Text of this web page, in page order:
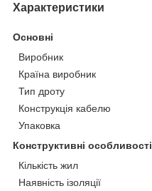
Характеристики
Основні
Виробник
Країна виробник
Тип дроту
Конструкція кабелю
Упаковка
Конструктивні особливості
Кількість жил
Наявність ізоляції